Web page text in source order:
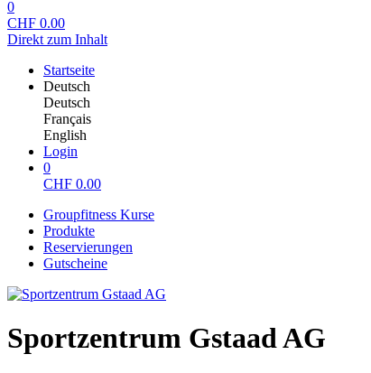
0
CHF 0.00
Direkt zum Inhalt
Startseite
Deutsch
Deutsch
Français
English
Login
0
CHF 0.00
Groupfitness Kurse
Produkte
Reservierungen
Gutscheine
Sportzentrum Gstaad AG